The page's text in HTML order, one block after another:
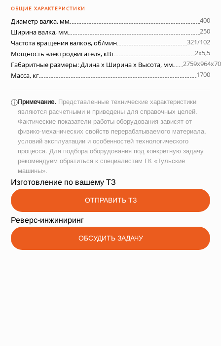
ОБЩИЕ ХАРАКТЕРИСТИКИ
Диаметр валка, мм
400
Ширина валка, мм
250
Частота вращения валков, об/мин
321/102
Мощность электродвигателя, кВт
2х5,5
Габаритные размеры: Длина х Ширина х Высота, мм
Масса, кг
1700
ⓘПримечание. Представленные технические характеристики
являются расчетными и приведены для справочных целей.
Фактические показатели работы оборудования зависят от
физико-механических свойств перерабатываемого материала,
условий эксплуатации и особенностей технологического
процесса. Для подбора оборудования под конкретную задачу
рекомендуем обратиться к специалистам ГК «Тульские
машины».
Изготовление по вашему ТЗ
ОТПРАВИТЬ ТЗ
Реверс-инжиниринг
ОБСУДИТЬ ЗАДАЧУ